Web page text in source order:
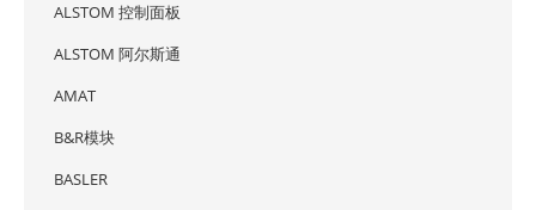
ALSTOM 控制面板
ALSTOM 阿尔斯通
AMAT
B&R模块
BASLER